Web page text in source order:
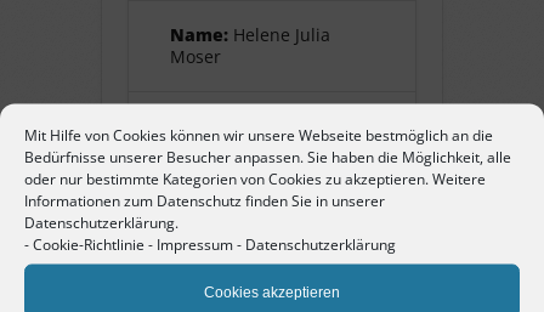
Mit Hilfe von Cookies können wir unsere Webseite bestmöglich an die
Bedürfnisse unserer Besucher anpassen. Sie haben die Möglichkeit, alle
oder nur bestimmte Kategorien von Cookies zu akzeptieren. Weitere
Informationen zum Datenschutz finden Sie in unserer
Datenschutzerklärung.
-Cookie-Richtlinie - Impressum- Datenschutzerklärung
Cookies akzeptieren
Name: Helene Julia
Moser
Pate:
Rotary Club
Pforzheim
Helene Julia Moser
geborene Bellmer, geb. am 12.